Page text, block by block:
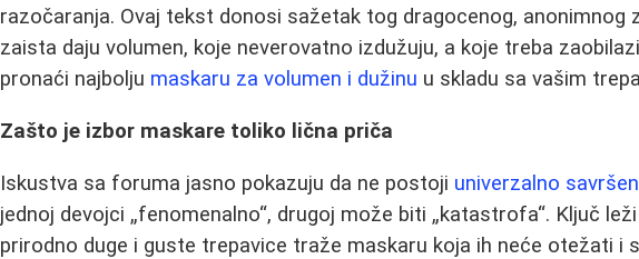
razočaranja. Ovaj tekst donosi sažetak tog dragocenog, anonimnog
zaista daju volumen, koje neverovatno izdužuju, a koje treba
pronaći najbolju maskaru za volumen i dužinu u skladu sa vašim
Zašto je izbor maskare toliko lična priča
Iskustva sa foruma jasno pokazuju da ne postoji univerzalno
jednoj devojci „fenomenalno“, drugoj može biti „katastrofa“. Ključ
prirodno duge i guste trepavice traže maskaru koja ih neće otežati i